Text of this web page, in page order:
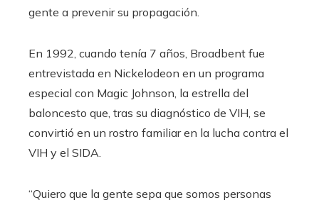
gente a prevenir su propagación.
En 1992, cuando tenía 7 años, Broadbent fue
entrevistada en Nickelodeon en un programa
especial con Magic Johnson, la estrella del
baloncesto que, tras su diagnóstico de VIH, se
convirtió en un rostro familiar en la lucha contra el
VIH y el SIDA.
“Quiero que la gente sepa que somos personas